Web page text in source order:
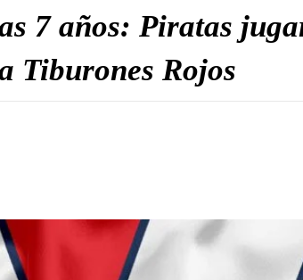
7 años: Piratas
Tiburones Rojos